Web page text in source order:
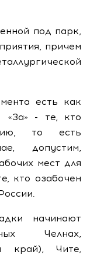
под парк,
причем
есть как
«За» - те, кто
то есть
допустим,
мест для
кто озабочен
начинают
Челнах,
край), Чите,